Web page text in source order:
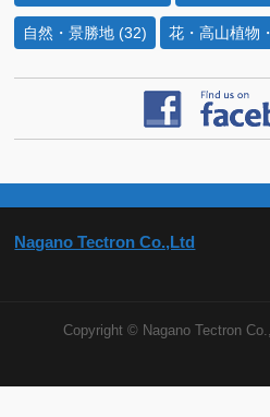
自然・景勝地 (32) 花・高山植物
Nagano Tectron Co.,Ltd
Copyright © Nagano Tectron